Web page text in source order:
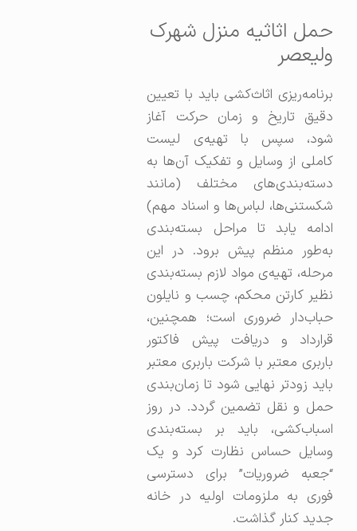
حمل اثاثیه منزل شهرک
ولیعصر
برنامه‌ریزی اثاث‌کشی باید با تعیین
دقیق تاریخ و زمان حرکت آغاز
شود، سپس با تهیه‌ی لیست
کاملی از وسایل و تفکیک آن‌ها به
دسته‌بندی‌های مختلف (مانند
شکستنی‌ها، لباس‌ها و اسناد مهم)
ادامه یابد تا مراحل بسته‌بندی
به‌طور منظم پیش برود. در این
مرحله، تهیه‌ی مواد لازم بسته‌بندی
نظیر کارتن محکم، چسب و نایلون
حباب‌دار ضروری است؛ همچنین،
قرارداد و دریافت پیش فاکتور
باربری معتبر با شرکت باربری معتبر
باید زودتر نهایی شود تا زمان‌بندی
حمل و نقل تضمین گردد. در روز
اسباب‌کشی، باید بر بسته‌بندی
وسایل حساس نظارت کرد و یک
“جعبه ضروریات” برای دسترسی
فوری به ملزومات اولیه در خانه
جدید کنار گذاشت.